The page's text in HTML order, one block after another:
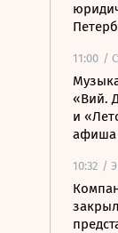
11:00 /
«Вий.
и
афиша
10:32 /